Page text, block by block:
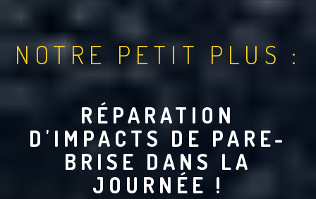
NOTRE PETIT PLUS :
RÉPARATION
D'IMPACTS DE PARE-
BRISE DANS LA
JOURNÉE !